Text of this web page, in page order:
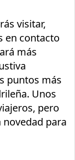
visitar,
en contacto
más
puntos más
Unos
pero
para